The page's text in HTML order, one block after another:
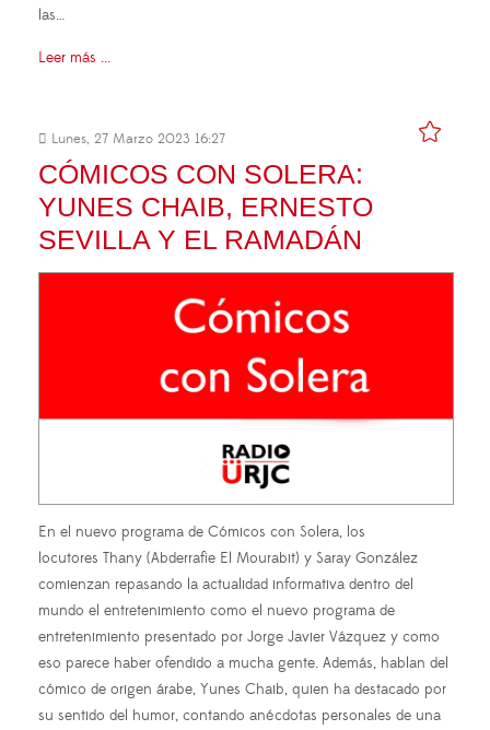
las…
Leer más ...
Lunes, 27 Marzo 2023 16:27
CÓMICOS CON SOLERA:
YUNES CHAIB, ERNESTO
SEVILLA Y EL RAMADÁN
En el nuevo programa de Cómicos con Solera, los
locutores Thany (Abderrafie El Mourabit) y Saray González
comienzan repasando la actualidad informativa dentro del
mundo el entretenimiento como el nuevo programa de
entretenimiento presentado por Jorge Javier Vázquez y como
eso parece haber ofendido a mucha gente. Además, hablan del
cómico de origen árabe, Yunes Chaib, quien ha destacado por
su sentido del humor, contando anécdotas personales de una